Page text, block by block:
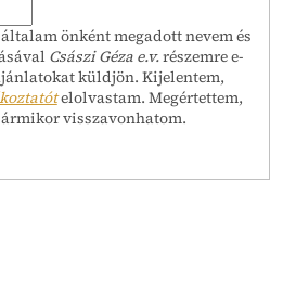
önként megadott nevem és
Császi Géza e.v.részemre e-
küldjön. Kijelentem,
elolvastam. Megértettem,
visszavonhatom.